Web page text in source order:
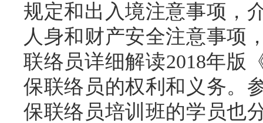
规定和出入境注意事项，
人身和财产安全注意事项
联络员详细解读2018年版
保联络员的权利和义务。
保联络员培训班的学员也